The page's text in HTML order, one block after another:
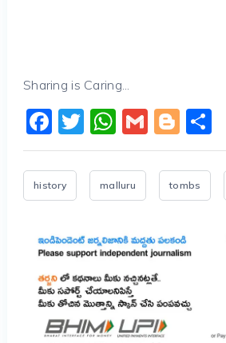
Sharing is Caring...
Facebook
TwitterGmail
history malluru tombs